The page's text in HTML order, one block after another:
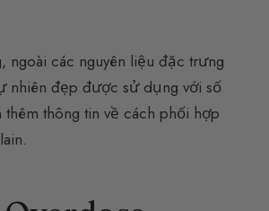
ngoài các nguyên liệu đặc trưng
nhiên đẹp được sử dụng với số
thông tin về cách phối hợp